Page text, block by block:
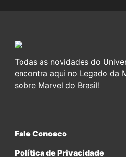
Todas as novidades do
encontra aqui no Legado da
sobre Marvel do Brasil!
Fale Conosco
Política de Privacidade